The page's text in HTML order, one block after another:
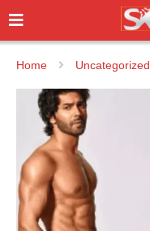
Home Uncategorized